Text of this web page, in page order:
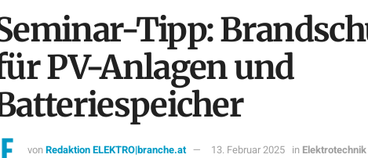
Tipp:
PV-Anlagen und
vonRedaktion ELEKTRO|branche.at 13. Februar 2025 in Elektrotechnik